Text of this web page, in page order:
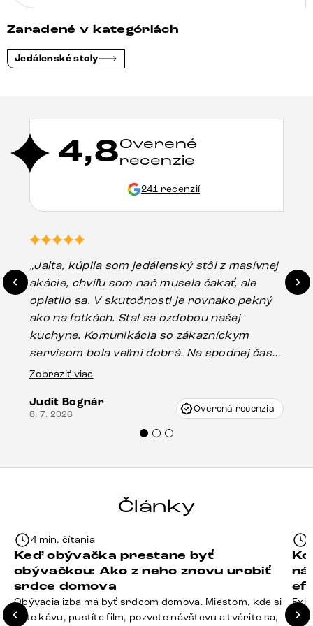
Zaradené v kategóriách
Jedálenské stoly
4,8Overené
recenzie
241 recenzií
„Jalta, kúpila som jedálenský stôl z masívnej
akácie, chvíľu som naň musela čakať, ale
oplatilo sa. V skutočnosti je rovnako pekný
ako na fotkách. Stal sa ozdobou našej
kuchyne. Komunikácia so zákazníckym
servisom bola veľmi dobrá. Na spodnej časti
stola bolo malé poškodenie, pravdepodobne
Vincze pri riešení mojej záležitosti pristúpili
veľmi korektne. Odporúčam produkty Delife
Zobraziť viac
Judit Bognár
8. 7. 2026 Overená recenzia
Články
4 min. čítania
Keď obývačka prestane byť
obývačkou: Ako z neho znovu urobiť
srdce domova
Obývacia izba má byť srdcom domova. Miestom, kde si
dáte kávu, pustíte film, pozvete návštevu a tvárite sa,